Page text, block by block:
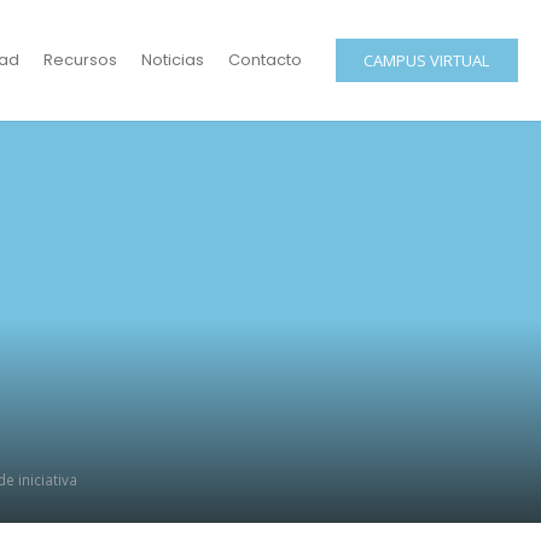
Recursos Noticias Contacto CAMPUS VIRTUAL
iniciativa